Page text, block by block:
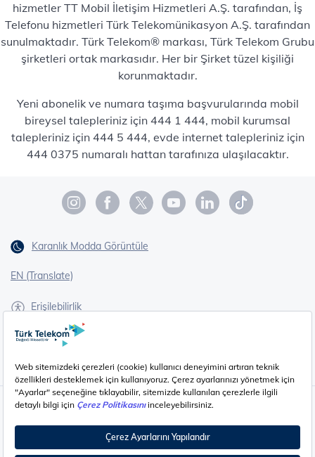
hizmetler TT Mobil İletişim Hizmetleri A.Ş. tarafından, İş
Telefonu hizmetleri Türk Telekomünikasyon A.Ş. tarafından
sunulmaktadır. Türk Telekom® markası, Türk Telekom Grubu
şirketleri ortak markasıdır. Her bir Şirket tüzel kişiliği
korunmaktadır.
Yeni abonelik ve numara taşıma başvurularında mobil
bireysel talepleriniz için 444 1 444, mobil kurumsal
talepleriniz için 444 5 444, evde internet talepleriniz için
444 0375 numaralı hattan tarafınıza ulaşılacaktır.
Karanlık Modda Görüntüle
EN (Translate)
Erişilebilirlik
İşaret Dili Çevirisi
Çerez Ayarları